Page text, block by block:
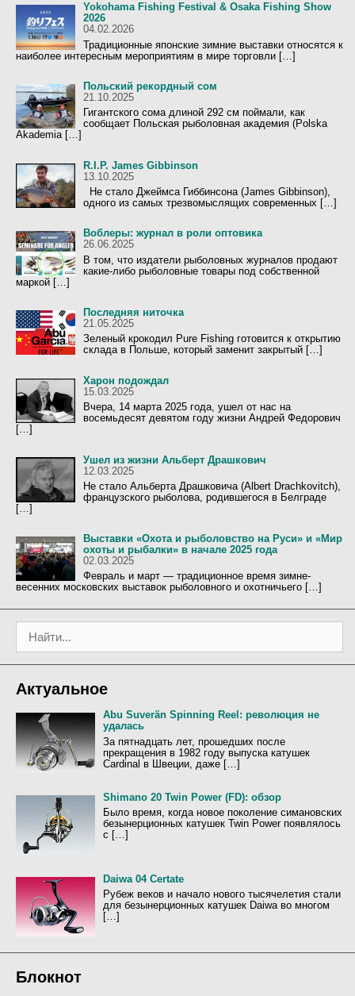
Yokohama Fishing Festival & Osaka Fishing Show
2026
04.02.2026
Традиционные японские зимние выставки относятся к
наиболее интересным мероприятиям в мире торговли […]
Польский рекордный сом
21.10.2025
Гигантского сома длиной 292 см поймали, как
сообщает Польская рыболовная академия (Polska
Akademia […]
R.I.P. James Gibbinson
13.10.2025
Не стало Джеймса Гиббинсона (James Gibbinson),
одного из самых трезвомыслящих современных […]
Воблеры: журнал в роли оптовика
26.06.2025
В том, что издатели рыболовных журналов продают
какие-либо рыболовные товары под собственной
маркой […]
Последняя ниточка
21.05.2025
Зеленый крокодил Pure Fishing готовится к открытию
склада в Польше, который заменит закрытый […]
Харон подождал
15.03.2025
Вчера, 14 марта 2025 года, ушел от нас на
восемьдесят девятом году жизни Андрей Федорович
[…]
Ушел из жизни Альберт Драшкович
12.03.2025
Не стало Альберта Драшковича (Albert Drachkovitch),
французского рыболова, родившегося в Белграде
[…]
Выставки «Охота и рыболовство на Руси» и «Мир
охоты и рыбалки» в начале 2025 года
02.03.2025
Февраль и март — традиционное время зимне-
весенних московских выставок рыболовного и охотничьего […]
к
Актуальное
Abu Suverän Spinning Reel: революция не
удалась
За пятнадцать лет, прошедших после
прекращения в 1982 году выпуска катушек
Cardinal в Швеции, даже […]
Shimano 20 Twin Power (FD): обзор
Было время, когда новое поколение симановских
безынерционных катушек Twin Power появлялось
с […]
Daiwa 04 Certate
Рубеж веков и начало нового тысячелетия стали
для безынерционных катушек Daiwa во многом
[…]
Блокнот